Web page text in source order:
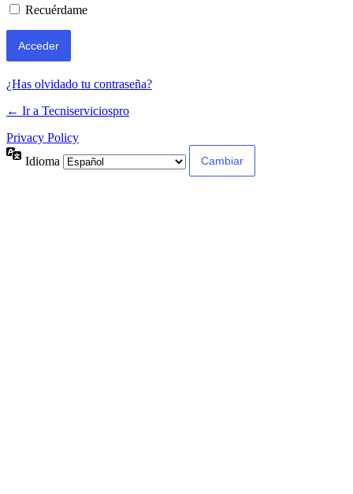
Recuérdame
¿Has olvidado tu contraseña?
← Ir a Tecniserviciospro
Privacy Policy
Idioma